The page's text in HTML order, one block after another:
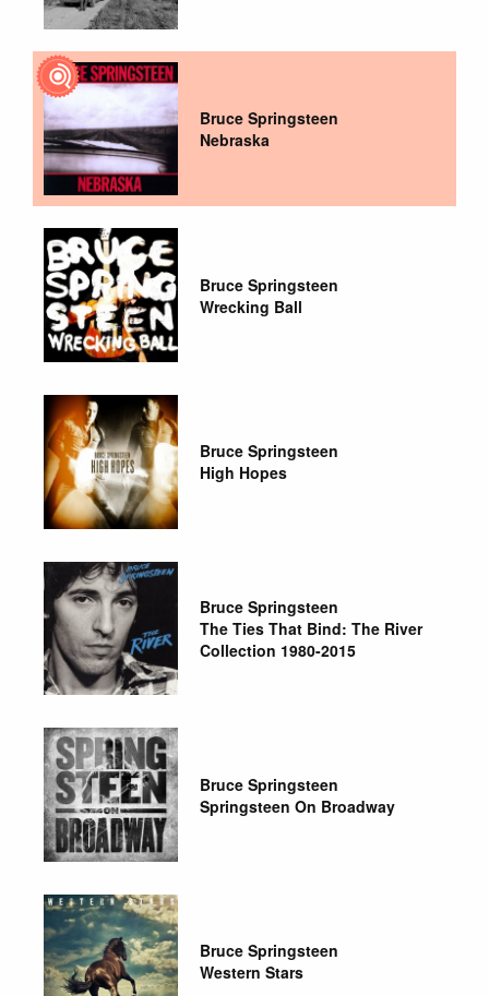
Bruce Springsteen
Nebraska
Bruce Springsteen
Wrecking Ball
Bruce Springsteen
High Hopes
Bruce Springsteen
The Ties That Bind: The River
Collection 1980-2015
Bruce Springsteen
Springsteen On Broadway
Bruce Springsteen
Western Stars